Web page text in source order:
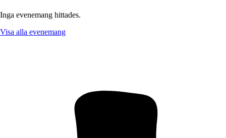
Inga evenemang hittades.
Visa alla evenemang